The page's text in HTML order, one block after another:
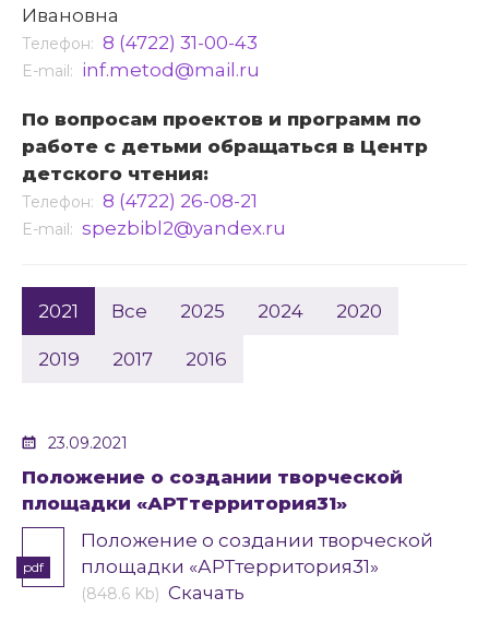
Ивановна
Телефон: 8 (4722) 31-00-43
E-mail: inf.metod@mail.ru
По вопросам проектов и программ по
работе с детьми обращаться в Центр
детского чтения:
Телефон: 8 (4722) 26-08-21
E-mail: spezbibl2@yandex.ru
Все 2025 2024
2021 2020
2019 2017 2016
23.09.2021
Положение о создании творческой
площадки «АРТтерритория31»
pdf
Положение о создании творческой
площадки «АРТтерритория31»
(848.6 Kb) Скачать